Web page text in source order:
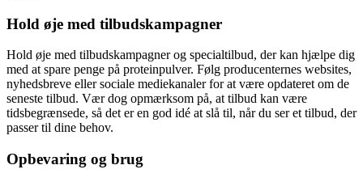
Hold øje med tilbudskampagner
Hold øje med tilbudskampagner og specialtilbud, der kan hjælpe dig
med at spare penge på proteinpulver. Følg producenternes websites,
nyhedsbreve eller sociale mediekanaler for at være opdateret om de
seneste tilbud. Vær dog opmærksom på, at tilbud kan være
tidsbegrænsede, så det er en god idé at slå til, når du ser et tilbud, der
passer til dine behov.
Opbevaring og brug